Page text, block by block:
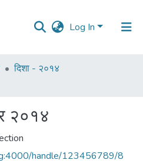
Log In
दिशा - २०१४
२०१४
handle/123456789/8